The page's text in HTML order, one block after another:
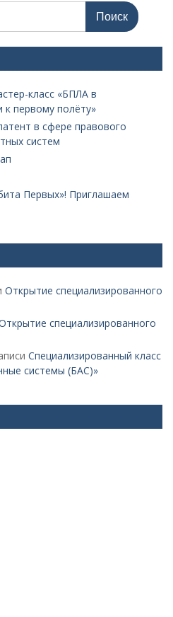
класс «БПЛА в
к первому полёту»
в сфере правового
систем
Первых»! Приглашаем
Открытие специализированного
специализированного
Специализированный класс
системы (БАС)»